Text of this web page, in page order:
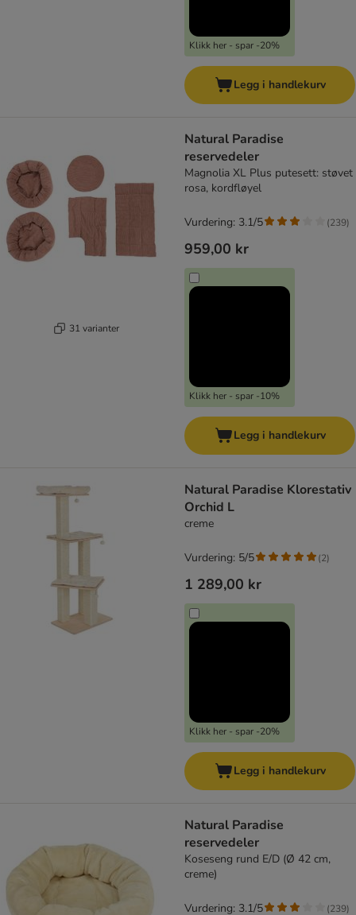
Klikk her - spar -20%
Legg i handlekurv
31 varianter
Natural Paradise
reservedeler
Magnolia XL Plus putesett: støvet
rosa, kordfløyel
959,00 kr
Klikk her - spar -10%
Vurdering: 3.1/5 (239)
Legg i handlekurv
Natural Paradise Klorestativ
Orchid L
creme
1 289,00 kr
Klikk her - spar -20%
Vurdering: 5/5 (2)
Legg i handlekurv
Natural Paradise
reservedeler
Koseseng rund E/D (Ø 42 cm,
creme)
Vurdering: 3.1/5 (239)